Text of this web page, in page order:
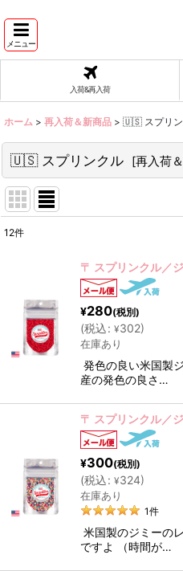
メニュー
入荷&再入荷
ホーム > 再入荷＆新商品 > 🇺🇸 スプリン
🇺🇸 スプリンクル [再入荷
並び順:
12件
〒 スプリンクル／
¥280(税別)
(税込: ¥302)
在庫あり
発色の良い米国製
産の発色の良さ…
〒 スプリンクル／
¥300(税別)
(税込: ¥324)
在庫あり
1件
米国製のジミーの
ですよ （時間が…